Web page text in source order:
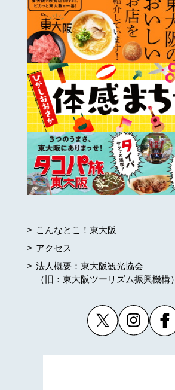
こんなとこ！東大阪
アクセス
法人概要：東大阪観光協会
（旧：東大阪ツーリズム振興機構）